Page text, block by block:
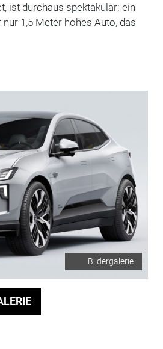
ist durchaus spektakulär: ein
1,5 Meter hohes Auto, das
Bildergalerie